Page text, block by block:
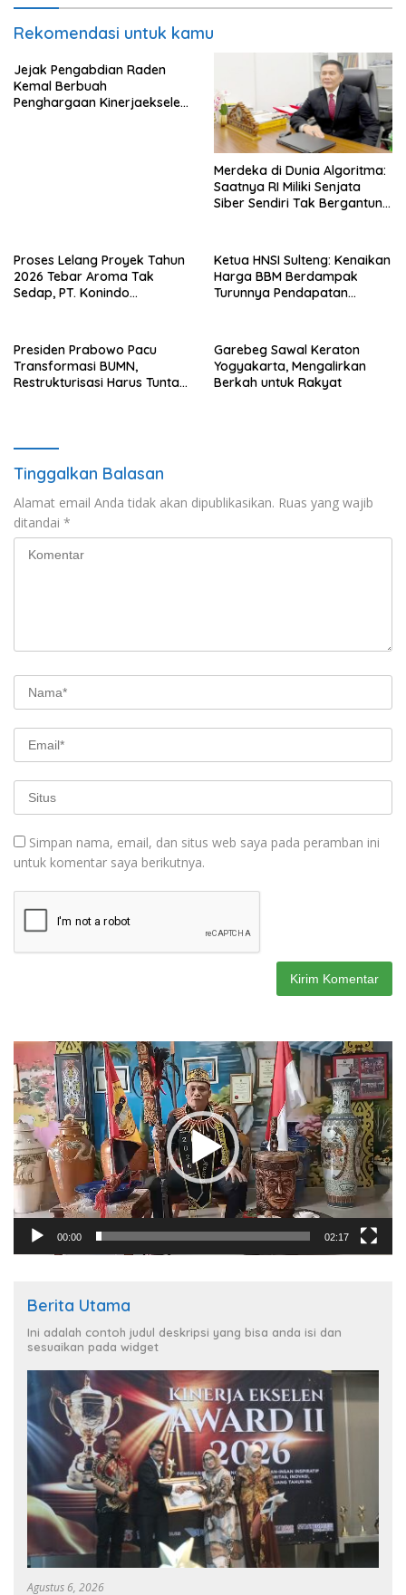
Rekomendasi untuk kamu
Jejak Pengabdian Raden
Kemal Berbuah
Penghargaan Kinerjaekselen
Merdeka di Dunia Algoritma:
Saatnya RI Miliki Senjata
Siber Sendiri Tak Bergantung
Proses Lelang Proyek Tahun
2026 Tebar Aroma Tak
Sedap, PT. Konindo
Ketua HNSI Sulteng: Kenaikan
Harga BBM Berdampak
Turunnya Pendapatan
Presiden Prabowo Pacu
Transformasi BUMN,
Restrukturisasi Harus Tuntas
Garebeg Sawal Keraton
Yogyakarta, Mengalirkan
Berkah untuk Rakyat
Tinggalkan Balasan
Alamat email Anda tidak akan dipublikasikan. Ruas yang wajib
ditandai *
Simpan nama, email, dan situs web saya pada peramban ini
untuk komentar saya berikutnya.
Pemutar
Video
00:00 02:17
Berita Utama
Ini adalah contoh judul deskripsi yang bisa anda isi dan
sesuaikan pada widget
Agustus 6, 2026